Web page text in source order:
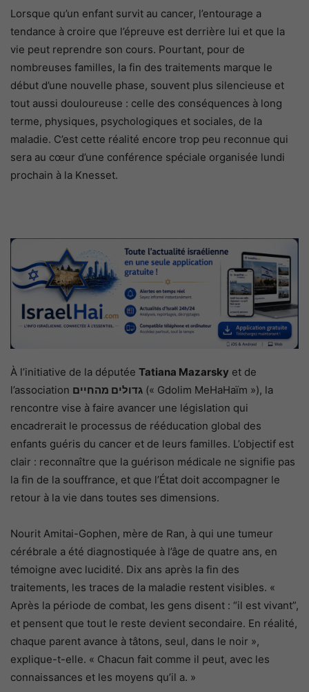
Lorsque qu’un enfant survit au cancer, l’entourage a
tendance à croire que l’épreuve est derrière lui et que la
vie peut reprendre son cours. Pourtant, pour de
nombreuses familles, la fin des traitements marque le
début d’une nouvelle phase, souvent plus silencieuse et
tout aussi douloureuse : celle des conséquences à long
terme, physiques, psychologiques et sociales, de la
maladie. C’est cette réalité encore trop peu reconnue qui
sera au cœur d’une conférence spéciale organisée lundi
prochain à la Knesset.
À l’initiative de la députée Tatiana Mazarsky et de
l’association גדולים מהחיים (« Gdolim MeHaHaïm »), la
rencontre vise à faire avancer une législation qui
encadrerait le processus de rééducation global des
enfants guéris du cancer et de leurs familles. L’objectif est
clair : reconnaître que la guérison médicale ne signifie pas
la fin de la souffrance, et que l’État doit accompagner le
retour à la vie dans toutes ses dimensions.
Nourit Amitai-Gophen, mère de Ran, à qui une tumeur
cérébrale a été diagnostiquée à l’âge de quatre ans, en
témoigne avec lucidité. Dix ans après la fin des
traitements, les traces de la maladie restent visibles. «
Après la période de combat, les gens disent : “il est vivant”,
et pensent que tout le reste devient secondaire. En réalité,
chaque parent avance à tâtons, seul, dans le noir »,
explique-t-elle. « Chacun fait comme il peut, avec les
connaissances et les moyens qu’il a. »